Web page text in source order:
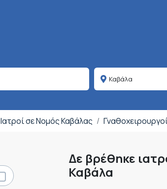
Ιατροί σε Νομός Καβάλας
Δε βρέθηκε
Καβάλα